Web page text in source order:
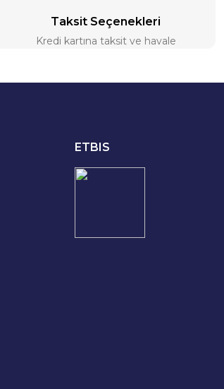
Taksit Seçenekleri
Kredi kartına taksit ve havale
ETBIS